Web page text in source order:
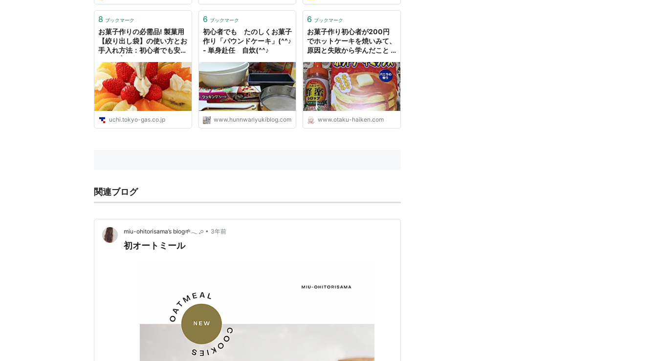
8 ブックマーク
お菓子作りの必需品! 製菓用
【絞り出し袋】の使い方とお
手入れ方法：初心者でも安心
uchi.tokyo-gas.co.jp
6 ブックマーク
初心者でも たのしくお菓子
作り「パウンドケーキ」(^^♪
- 単身赴任 自炊(^^♪
www.hunnwariyukiblog.com
6 ブックマーク
お菓子作り初心者が200円
でホットケーキを焼いみて、
原因と失敗から学んだこと -
www.otaku-haiken.com
関連ブログ
miu-ohitorisama’s blog🌱𓂃 𓈒𓏸 • 3年前
初オートミール